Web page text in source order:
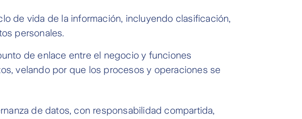
de vida de la información, incluyendo clasificación,
personales.
de enlace entre el negocio y funciones
velando por que los procesos y operaciones se
de datos, con responsabilidad compartida,